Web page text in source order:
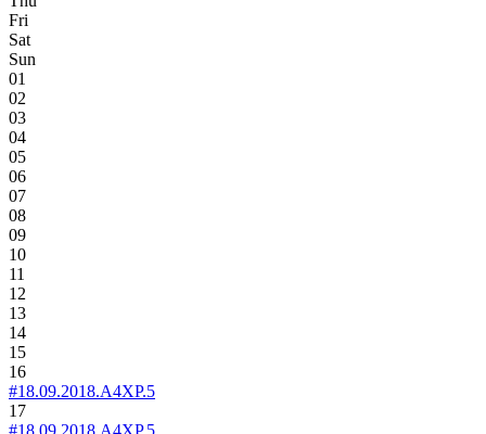
Fri
Sat
Sun
01
02
03
04
05
06
07
08
09
10
11
12
13
14
15
16
#18.09.2018.A4XP.5
17
#18.09.2018.A4XP.5